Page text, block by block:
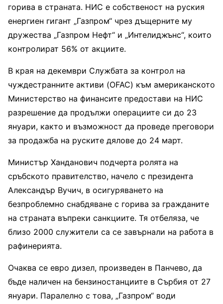
горива в страната. НИС е собственост на руския
енергиен гигант „Газпром“ чрез дъщерните му
дружества „Газпром Нефт“ и „Интелиджънс“, които
контролират 56% от акциите.
В края на декември Службата за контрол на
чуждестранните активи (OFAC) към американското
Министерство на финансите предостави на НИС
разрешение да продължи операциите си до 23
януари, както и възможност да проведе преговори
за продажба на руските дялове до 24 март.
Министър Ханданович подчерта ролята на
сръбското правителство, начело с президента
Александър Вучич, в осигуряването на
безпроблемно снабдяване с горива за гражданите
на страната въпреки санкциите. Тя отбеляза, че
близо 2000 служители са се завърнали на работа в
рафинерията.
Очаква се евро дизел, произведен в Панчево, да
бъде наличен на бензиностанциите в Сърбия от 27
януари. Паралелно с това, „Газпром“ води